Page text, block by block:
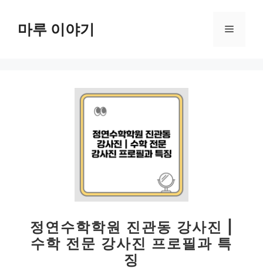
마루 이야기 메
정연수학학원 진관동 강사진 |
수학 전문 강사진 프로필과 특
징